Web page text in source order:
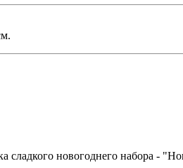
сладкого новогоднего набора -